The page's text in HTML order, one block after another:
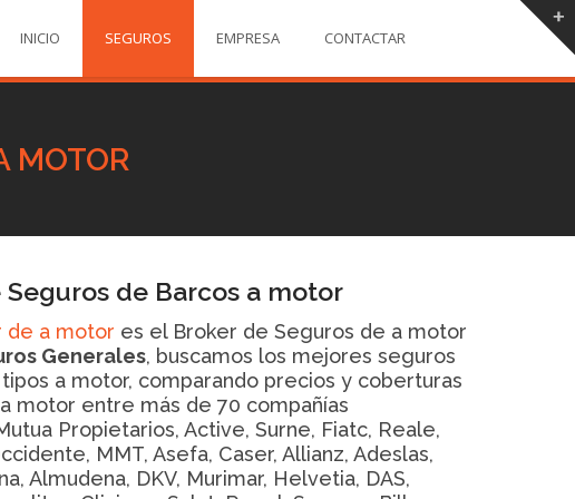
INICIO SEGUROS EMPRESA CONTACTAR
MOTOR
Seguros de Barcos a motor
de a motor es el Broker de Seguros de a motor
Generales, buscamos los mejores seguros
a motor, comparando precios y coberturas
motor entre más de 70 compañías
Propietarios, Active, Surne, Fiatc, Reale,
MMT, Asefa, Caser, Allianz, Adeslas,
Almudena, DKV, Murimar, Helvetia, DAS,